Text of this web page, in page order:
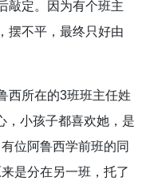
敲定。因为有个班主
摆不平，最终只好由
西所在的3班班主任姓
，小孩子都喜欢她，是
位阿鲁西学前班的同
是分在另一班，托了